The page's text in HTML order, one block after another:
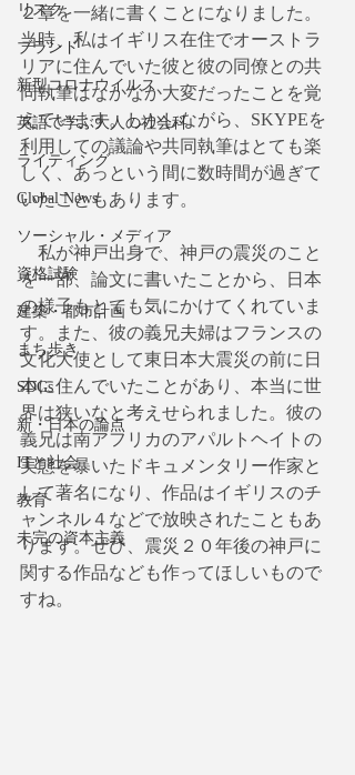
リスク
ブランド
新型コロナウイルス
英語で学ぶ大人の社会科
ライティング
Global News
ソーシャル・メディア
資格試験
建築・都市計画
まち歩き
SDGs
新・日本の論点
ITと社会
教育
未完の資本主義
２章を一緒に書くことになりました。
当時、私はイギリス在住でオーストラ
リアに住んでいた彼と彼の同僚との共
同執筆はなかなか大変だったことを覚
えています。しかしながら、SKYPEを
利用しての議論や共同執筆はとても楽
しく、あっという間に数時間が過ぎて
いたこともあります。
私が神戸出身で、神戸の震災のこと
を一部、論文に書いたことから、日本
の様子もとても気にかけてくれていま
す。また、彼の義兄夫婦はフランスの
文化大使として東日本大震災の前に日
本に住んでいたことがあり、本当に世
界は狭いなと考えせられました。彼の
義兄は南アフリカのアパルトヘイトの
実態を暴いたドキュメンタリー作家と
して著名になり、作品はイギリスのチ
ャンネル４などで放映されたこともあ
ります。ぜひ、震災２０年後の神戸に
関する作品なども作ってほしいもので
すね。